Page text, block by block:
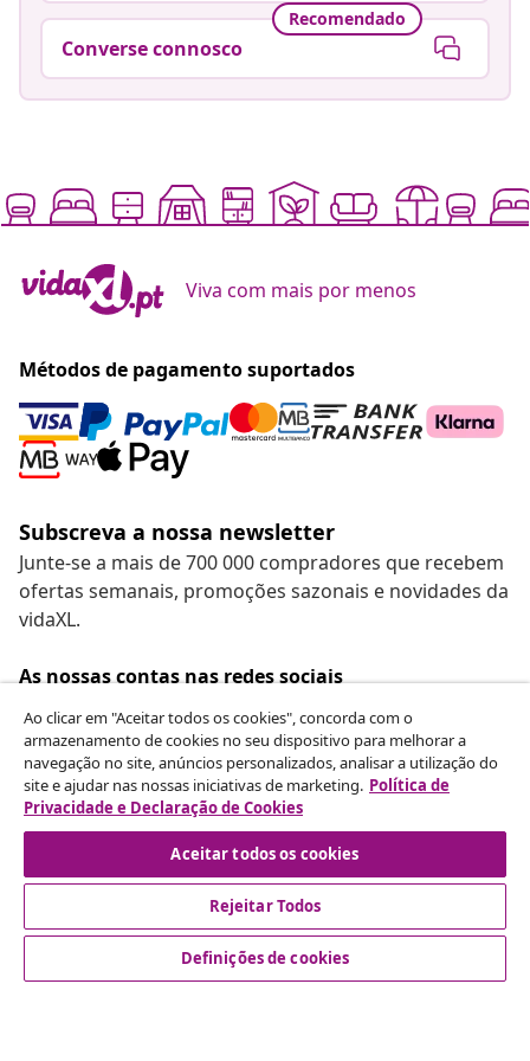
Recomendado
Converse connosco
Viva com mais por menos
Métodos de pagamento suportados
Subscreva a nossa newsletter
Junte-se a mais de 700 000 compradores que recebem
ofertas semanais, promoções sazonais e novidades da
vidaXL.
As nossas contas nas redes sociais
Rescindir o contrato
Envie um pedido de rescisão da sua encomenda.
Rescindir o contrato
Atendimento ao cliente
Ao clicar em "Aceitar todos os cookies", concorda com o
armazenamento de cookies no seu dispositivo para melhorar a
navegação no site, anúncios personalizados, analisar a utilização do
site e ajudar nas nossas iniciativas de marketing. Política de
Privacidade e Declaração de Cookies
Aceitar todos os cookies
Rejeitar Todos
Definições de cookies